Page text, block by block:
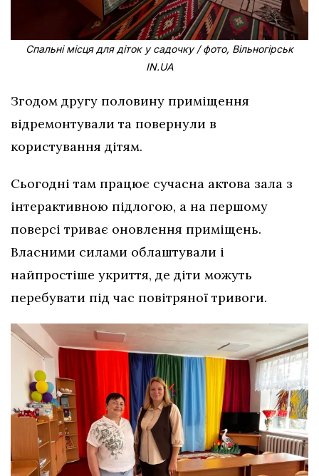
Спальні місця для діток у садочку / фото, Вільногірськ
IN.UA
Згодом другу половину приміщення
відремонтували та повернули в
користування дітям.
Сьогодні там працює сучасна актова зала з
інтерактивною підлогою, а на першому
поверсі триває оновлення приміщень.
Власними силами облаштували і
найпростіше укриття, де діти можуть
перебувати під час повітряної тривоги.